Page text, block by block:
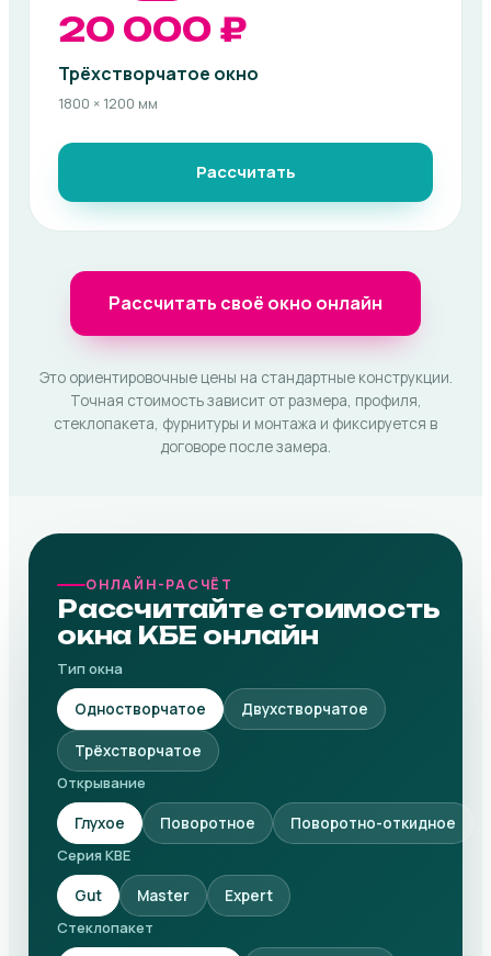
20 000 ₽
Трёхстворчатое окно
1800 × 1200 мм
Рассчитать
Рассчитать своё окно онлайн
Это ориентировочные цены на стандартные конструкции.
Точная стоимость зависит от размера, профиля,
стеклопакета, фурнитуры и монтажа и фиксируется в
договоре после замера.
ОНЛАЙН-РАСЧЁТ
Рассчитайте стоимость
окна КБЕ онлайн
Тип окна
Одностворчатое Двухстворчатое
Трёхстворчатое
Открывание
Глухое Поворотное
Поворотно-откидное
Серия KBE
Gut Master
Expert
Стеклопакет